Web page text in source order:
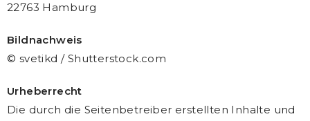
22763 Hamburg
Bildnachweis
© svetikd / Shutterstock.com
Urheberrecht
Die durch die Seitenbetreiber erstellten Inhalte und